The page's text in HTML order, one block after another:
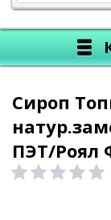
Сироп
ПЭТ/Роял